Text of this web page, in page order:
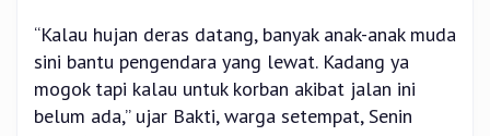
“Kalau hujan deras datang, banyak anak-anak muda
sini bantu pengendara yang lewat. Kadang ya
mogok tapi kalau untuk korban akibat jalan ini
belum ada,” ujar Bakti, warga setempat, Senin